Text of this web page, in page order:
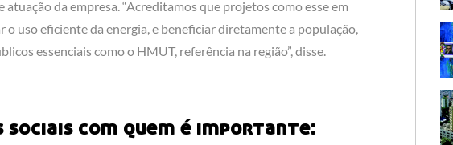
da empresa. “Acreditamos que projetos como esse em
uso eficiente da energia, e beneficiar diretamente a população,
essenciais como o HMUT, referência na região”, disse.
com quem é importante: